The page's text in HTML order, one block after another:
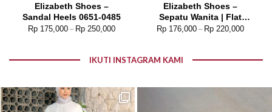
Elizabeth Shoes –
Sandal Heels 0651-0485
Rp175,000– Rp250,000
Elizabeth Shoes –
Sepatu Wanita | Flat
Laser Cut 0491-0091
Rp 176,000 – Rp 220,000
IKUTI INSTAGRAM KAMI